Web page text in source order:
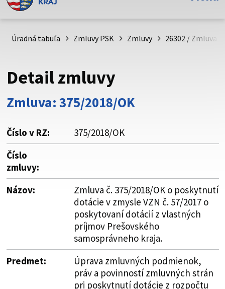
Toto je oficiálna webová stránka Prešovského
psk.sk.
Buďte pozorní a vždy sa uistite, že zdieľate informácie iba
cez zabezpečenú webovú stránku. Zabezpečená stránka
vždy začína https:// pred názvom domény webového sídla.
Úradná tabuľa Zmluvy PSK Zmluvy 26302 / Zmluva
Detail zmluvy
Zmluva: 375/2018/OK
Číslo v RZ:
375/2018/OK
Číslo
zmluvy:
Názov:
Zmluva č. 375/2018/OK o poskytnutí
dotácie v zmysle VZN č. 57/2017 o
poskytovaní dotácií z vlastných
príjmov Prešovského
samosprávneho kraja.
Predmet:
Úprava zmluvných podmienok,
práv a povinností zmluvných strán
pri poskytnutí dotácie z rozpočtu